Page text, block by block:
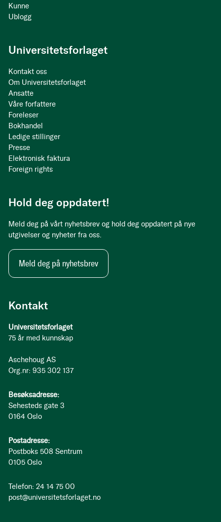
Kontakt
Universitetsforlaget
75 år med kunnskap
Aschehoug AS
Org.nr: 935 302 137
Besøksadresse:
Sehesteds gate 3
0164 Oslo
Postadresse:
Postboks 508 Sentrum
0105 Oslo
Telefon: 24 14 75 00
post@universitetsforlaget.no
Kunne
Ublogg
Universitetsforlaget
Kontakt oss
Om Universitetsforlaget
Ansatte
Våre forfattere
Foreleser
Bokhandel
Ledige stillinger
Presse
Elektronisk faktura
Foreign rights
Hold deg oppdatert!
Meld deg på vårt nyhetsbrev og hold deg oppdatert på nye
utgivelser og nyheter fra oss.
Meld deg på nyhetsbrev